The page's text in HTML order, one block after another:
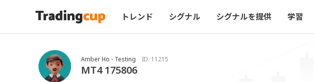
トレンド シグナル シグナルを提供 学習
Amber Ho - Testing ID: 11215
MT4 175806